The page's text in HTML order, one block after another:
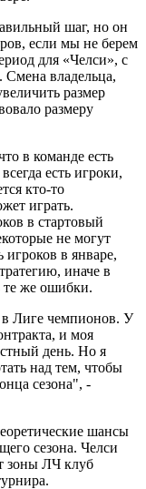
шаг, но он
если мы не берем
для «Челси», с
владельца,
размер
размеру
в команде есть
есть игроки,
кто-то
играть.
в стартовый
не могут
в январе,
иначе в
же ошибки.
Лиге чемпионов. У
и моя
день. Но я
над тем, чтобы
сезона", -
шансы
сезона. Челси
зоны ЛЧ клуб